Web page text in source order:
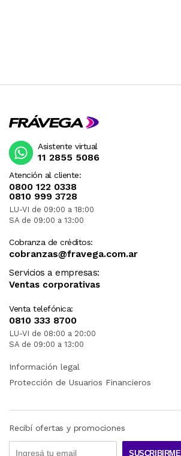
Atención al cliente:
0800 122 0338
0810 999 3728
LU-VI de 09:00 a 18:00
SA de 09:00 a 13:00
Cobranza de créditos:
cobranzas@fravega.com.ar
Servicios a empresas:
Ventas corporativas
Venta telefónica:
0810 333 8700
LU-VI de 08:00 a 20:00
SA de 09:00 a 13:00
Asistente virtual
11 2855 5086
Información legal
Protección de Usuarios Financieros
Recibí ofertas y promociones
SUSCRIBIRME